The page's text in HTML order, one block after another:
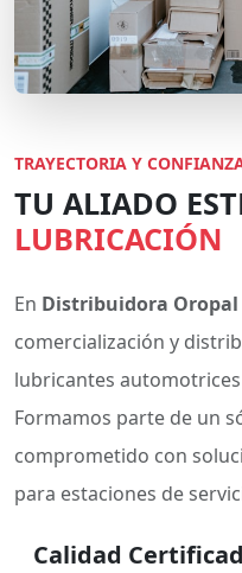
TRAYECTORIA Y
TU ALIADO
LUBRICACIÓN
En Distribuidora Oropal
comercialización y
lubricantes
Formamos parte de un
comprometido con
para estaciones de
Calidad